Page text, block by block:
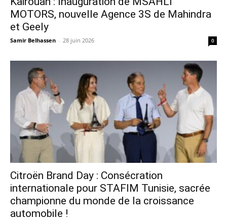
MOTORS, nouvelle Agence 3S de Mahindra
et Geely
Samir Belhassen - 28 juin 2026 0
Citroën Brand Day : Consécration
internationale pour STAFIM Tunisie, sacrée
championne du monde de la croissance
automobile !